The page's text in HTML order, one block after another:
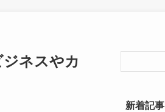
ジネスやカ
新着記事